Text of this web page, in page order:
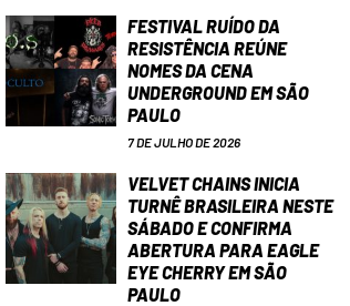
FESTIVAL RUÍDO DA
RESISTÊNCIA REÚNE
NOMES DA CENA
UNDERGROUND EM SÃO
PAULO
7 DE JULHO DE 2026
VELVET CHAINS INICIA
TURNÊ BRASILEIRA NESTE
SÁBADO E CONFIRMA
ABERTURA PARA EAGLE
EYE CHERRY EM SÃO
PAULO